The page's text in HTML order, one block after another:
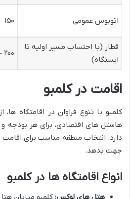
اتوبوس عمومی ۱۵۰ – ۲۰۰
قطار (با احتساب مسیر اولیه تا
ایستگاه)
۲۰۰ – ۳۰۰
اقامت در کلمبو
کلمبو با تنوع فراوان در اقامتگاه
هاستل های اقتصادی، برای هر بودجه
دارد. انتخاب منطقه مناسب برای
جهت بدهد.
انواع اقامتگاه ها در کلمبو